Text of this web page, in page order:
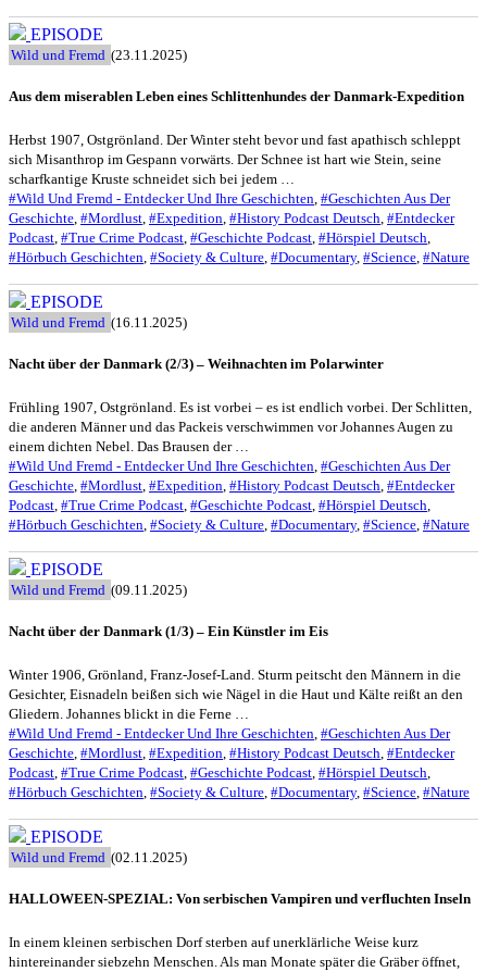
EPISODE
Wild und Fremd (23.11.2025)
Aus dem miserablen Leben eines Schlittenhundes der Danmark-Expedition
Herbst 1907, Ostgrönland. Der Winter steht bevor und fast apathisch schleppt
sich Misanthrop im Gespann vorwärts. Der Schnee ist hart wie Stein, seine
scharfkantige Kruste schneidet sich bei jedem …
#Wild Und Fremd - Entdecker Und Ihre Geschichten, #Geschichten Aus Der
Geschichte, #Mordlust, #Expedition, #History Podcast Deutsch, #Entdecker
Podcast, #True Crime Podcast, #Geschichte Podcast, #Hörspiel Deutsch,
#Hörbuch Geschichten, #Society & Culture, #Documentary, #Science, #Nature
EPISODE
Wild und Fremd (16.11.2025)
Nacht über der Danmark (2/3) – Weihnachten im Polarwinter
Frühling 1907, Ostgrönland. Es ist vorbei – es ist endlich vorbei. Der Schlitten,
die anderen Männer und das Packeis verschwimmen vor Johannes Augen zu
einem dichten Nebel. Das Brausen der …
#Wild Und Fremd - Entdecker Und Ihre Geschichten, #Geschichten Aus Der
Geschichte, #Mordlust, #Expedition, #History Podcast Deutsch, #Entdecker
Podcast, #True Crime Podcast, #Geschichte Podcast, #Hörspiel Deutsch,
#Hörbuch Geschichten, #Society & Culture, #Documentary, #Science, #Nature
EPISODE
Wild und Fremd (09.11.2025)
Nacht über der Danmark (1/3) – Ein Künstler im Eis
Winter 1906, Grönland, Franz-Josef-Land. Sturm peitscht den Männern in die
Gesichter, Eisnadeln beißen sich wie Nägel in die Haut und Kälte reißt an den
Gliedern. Johannes blickt in die Ferne …
#Wild Und Fremd - Entdecker Und Ihre Geschichten, #Geschichten Aus Der
Geschichte, #Mordlust, #Expedition, #History Podcast Deutsch, #Entdecker
Podcast, #True Crime Podcast, #Geschichte Podcast, #Hörspiel Deutsch,
#Hörbuch Geschichten, #Society & Culture, #Documentary, #Science, #Nature
EPISODE
Wild und Fremd (02.11.2025)
HALLOWEEN-SPEZIAL: Von serbischen Vampiren und verfluchten Inseln
In einem kleinen serbischen Dorf sterben auf unerklärliche Weise kurz
hintereinander siebzehn Menschen. Als man Monate später die Gräber öffnet,